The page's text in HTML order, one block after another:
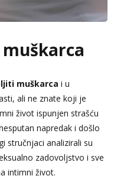
muškarca i u
ali ne znate koji je
život ispunjen strašću
napredak i došlo
stručnjaci analizirali su
zadovoljstvo i sve
intimni život.